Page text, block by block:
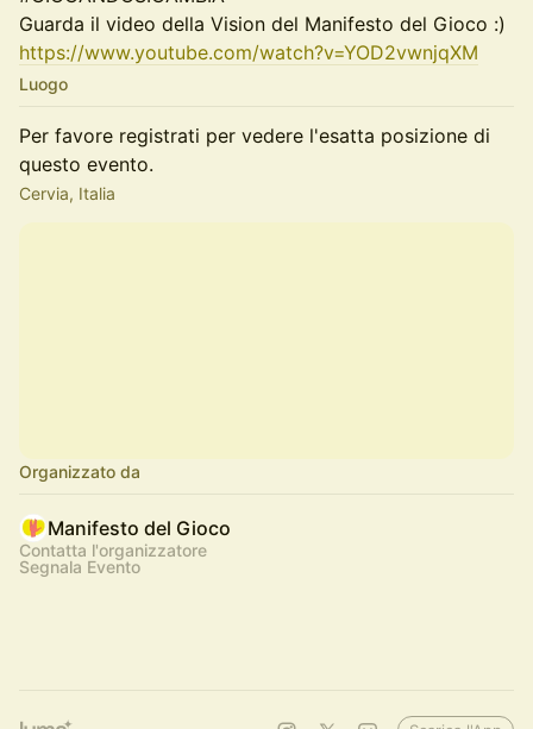
Guarda il video della Vision del Manifesto del Gioco :)
https://www.youtube.com/watch?v=YOD2vwnjqXM
Luogo
Per favore registrati per vedere l'esatta posizione di
questo evento.
Cervia, Italia
Organizzato da
Manifesto del Gioco
Contatta l'organizzatore
Segnala Evento